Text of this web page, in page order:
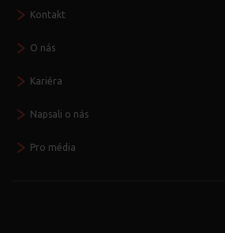
Kontakt
O nás
Kariéra
Napsali o nás
Pro média